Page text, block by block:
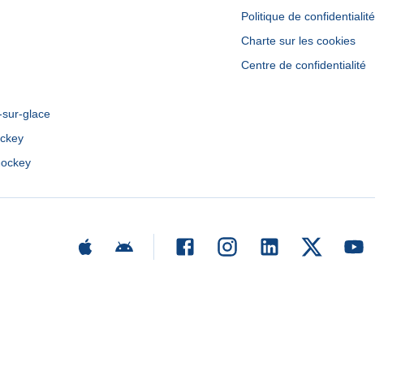
sur-glace
Politique de confidentialité
Charte sur les cookies
Centre de confidentialité